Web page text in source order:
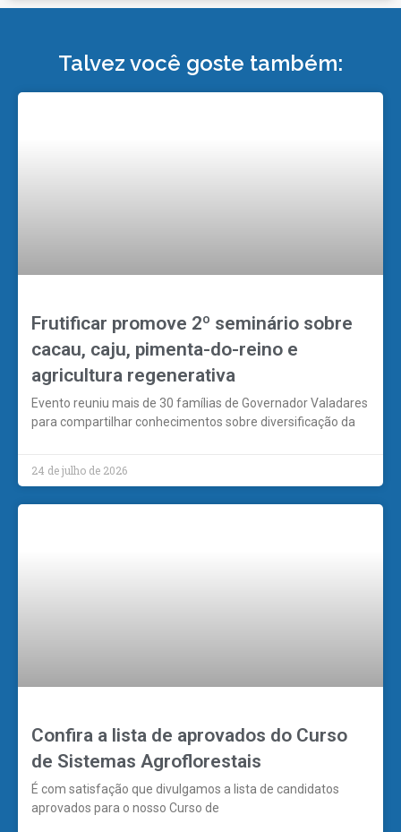
Talvez você goste também:
Frutificar promove 2º seminário sobre
cacau, caju, pimenta-do-reino e
agricultura regenerativa
Evento reuniu mais de 30 famílias de Governador Valadares
para compartilhar conhecimentos sobre diversificação da
24 de julho de 2026
Confira a lista de aprovados do Curso
de Sistemas Agroflorestais
É com satisfação que divulgamos a lista de candidatos
aprovados para o nosso Curso de